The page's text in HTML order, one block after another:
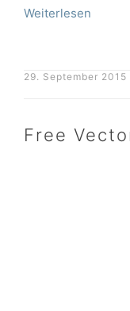
Weiterlesen
29. September 2015
Free